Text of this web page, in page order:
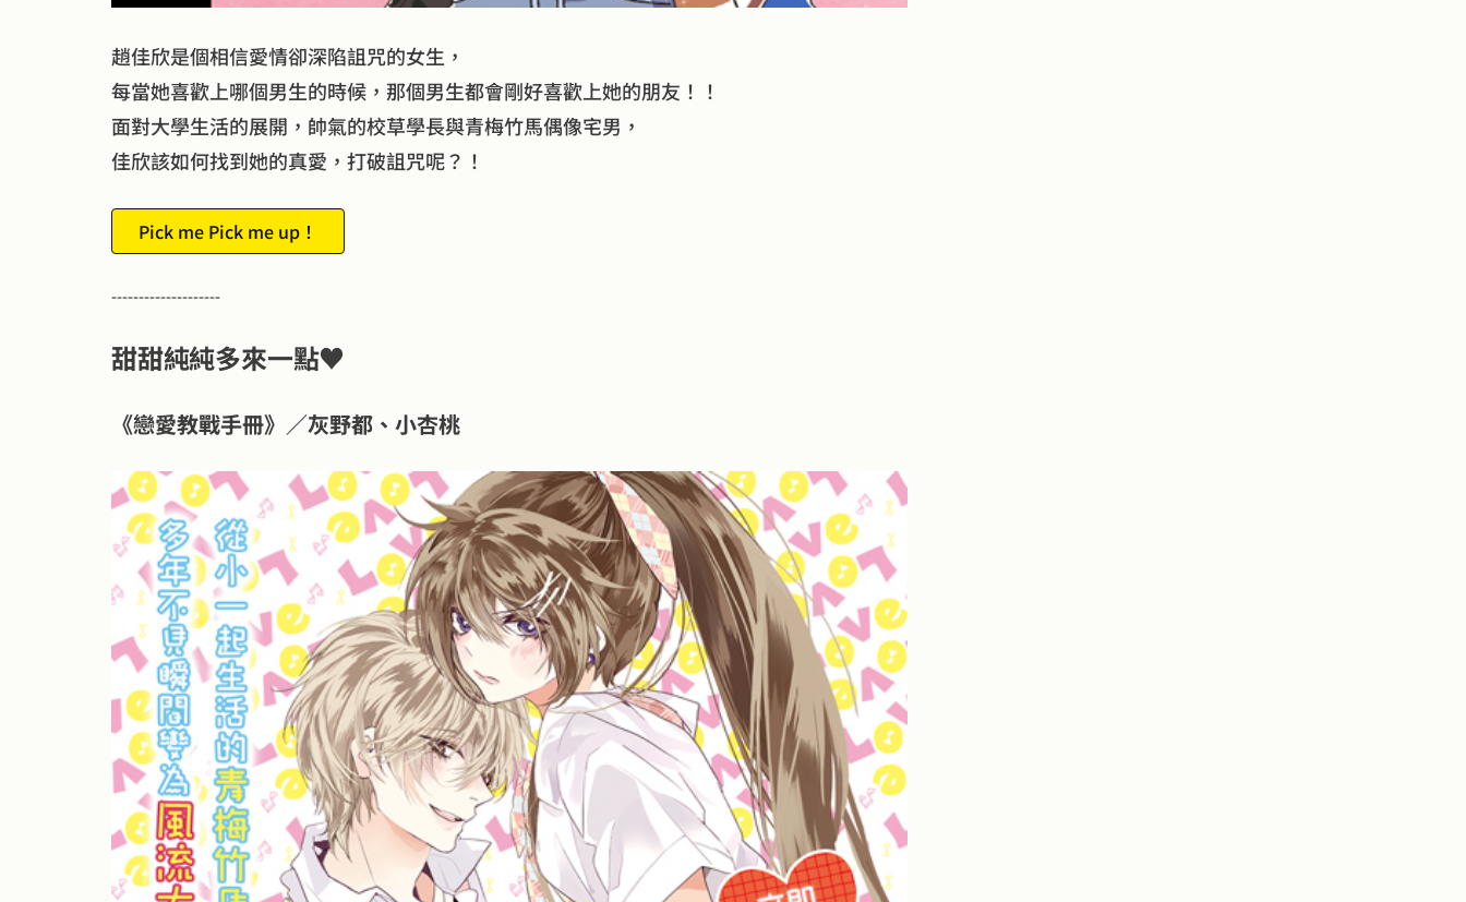
趙佳欣是個相信愛情卻深陷詛咒的女生，
每當她喜歡上哪個男生的時候，那個男生都會剛好喜歡上她的朋友！！
面對大學生活的展開，帥氣的校草學長與青梅竹馬偶像宅男，
佳欣該如何找到她的真愛，打破詛咒呢？！
Pick me Pick me up！
--------------------
甜甜純純多來一點♥
《戀愛教戰手冊》／灰野都、小杏桃